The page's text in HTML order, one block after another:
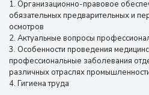
1. Организационно-правовое
обязательных предварительных и
осмотров
2. Актуальные вопросы
3. Особенности проведения
профессиональные заболевания
различных отраслях
4. Гигиена труда